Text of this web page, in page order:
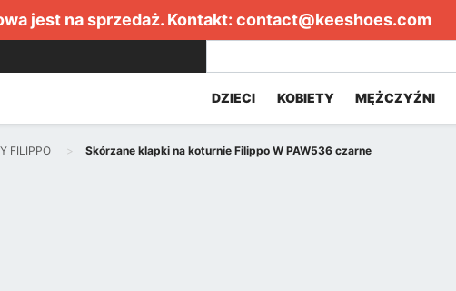
jest na sprzedaż. Kontakt: contact@keeshoes.com
DZIECI KOBIETY MĘŻCZYŹNI
FILIPPO Skórzane klapki na koturnie Filippo W PAW536 czarne